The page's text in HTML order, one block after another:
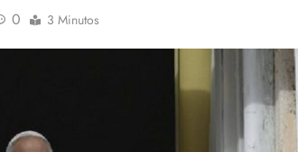
0 3 Minutos